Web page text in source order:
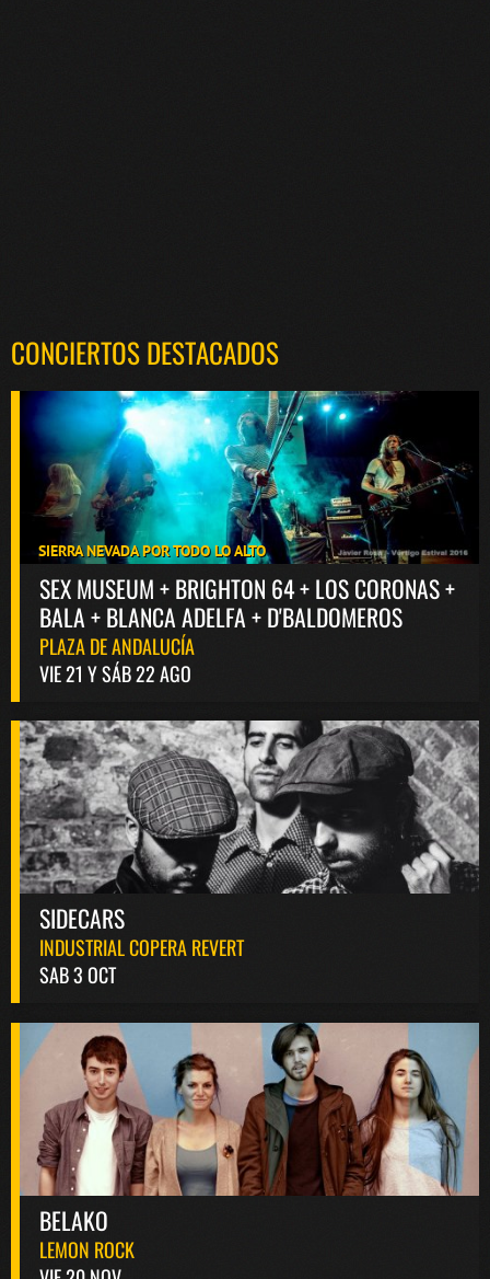
CONCIERTOS DESTACADOS
SIERRA NEVADA POR TODO LO ALTO
SEX MUSEUM + BRIGHTON 64 + LOS CORONAS +
BALA + BLANCA ADELFA + D'BALDOMEROS
PLAZA DE ANDALUCÍA
VIE 21 Y SÁB 22 AGO
SIDECARS
INDUSTRIAL COPERA REVERT
SAB 3 OCT
BELAKO
LEMON ROCK